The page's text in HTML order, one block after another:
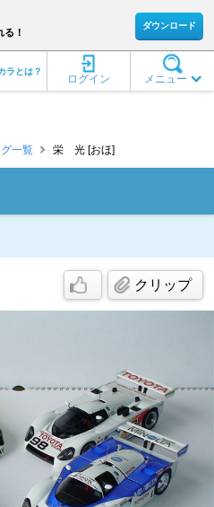
！
ダウンロード
メニュー
ログイン
ラとは？
一覧 栄 光 [おほ]
クリップ